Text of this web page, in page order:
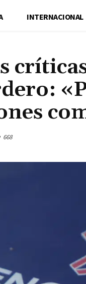
INTERNACIONAL
668